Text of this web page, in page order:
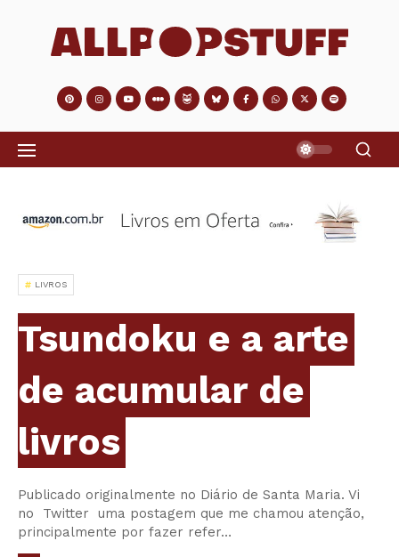
LIVROS
Tsundoku e a arte
de acumular de
livros
Publicado originalmente no Diário de Santa Maria. Vi
no Twitter uma postagem que me chamou atenção,
principalmente por fazer refer…